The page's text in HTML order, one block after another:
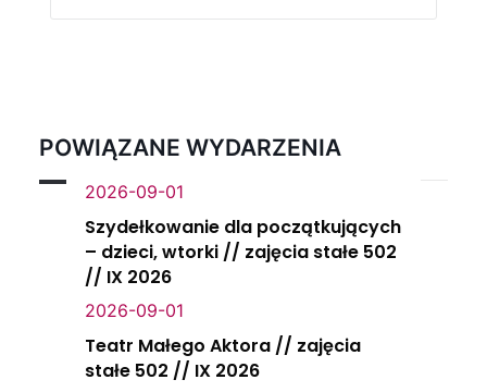
POWIĄZANE WYDARZENIA
2026-09-01
Szydełkowanie dla początkujących
– dzieci, wtorki // zajęcia stałe 502
// IX 2026
2026-09-01
Teatr Małego Aktora // zajęcia
stałe 502 // IX 2026